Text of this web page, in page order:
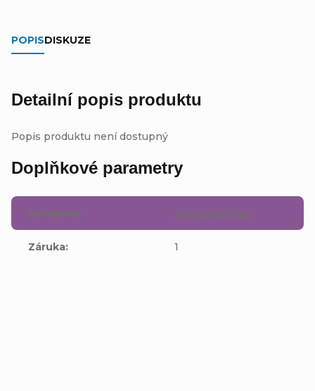
POPISDISKUZE
Detailní popis produktu
Popis produktu není dostupný
Doplňkové parametry
Kategorie: Hry GameCube
Záruka: 1